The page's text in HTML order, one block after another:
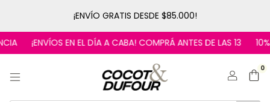
¡ENVÍO GRATIS DESDE $85.000!
¡ENVÍOS EN EL DÍA A CABA! COMPRÁ ANTES DE LAS 13 10% OFF
0